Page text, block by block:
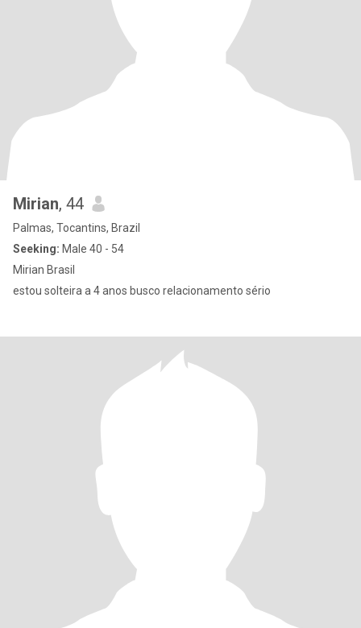
Mirian, 44
Palmas, Tocantins, Brazil
Seeking: Male 40 - 54
Mirian Brasil
estou solteira a 4 anos busco relacionamento sério